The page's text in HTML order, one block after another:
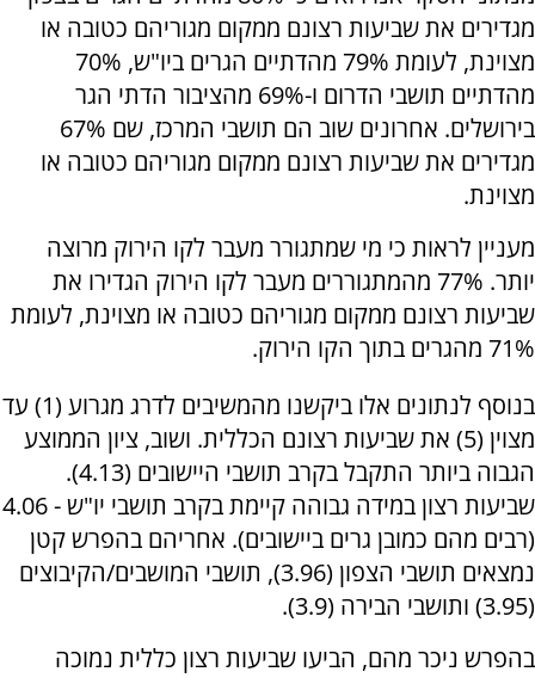
מגדירים את שביעות רצונם ממקום מגוריהם כטובה או
מצוינת, לעומת 79% מהדתיים הגרים ביו"ש, 70%
מהדתיים תושבי הדרום ו-69% מהציבור הדתי הגר
בירושלים. אחרונים שוב הם תושבי המרכז, שם 67%
מגדירים את שביעות רצונם ממקום מגוריהם כטובה או
מצוינת.
מעניין לראות כי מי שמתגורר מעבר לקו הירוק מרוצה
יותר. 77% מהמתגוררים מעבר לקו הירוק הגדירו את
שביעות רצונם ממקום מגוריהם כטובה או מצוינת, לעומת
71% מהגרים בתוך הקו הירוק.
בנוסף לנתונים אלו ביקשנו מהמשיבים לדרג מגרוע (1) עד
מצוין (5) את שביעות רצונם הכללית. ושוב, ציון הממוצע
הגבוה ביותר התקבל בקרב תושבי היישובים (4.13).
שביעות רצון במידה גבוהה קיימת בקרב תושבי יו"ש - 4.06
(רבים מהם כמובן גרים ביישובים). אחריהם בהפרש קטן
נמצאים תושבי הצפון (3.96), תושבי המושבים/הקיבוצים
(3.95) ותושבי הבירה (3.9).
בהפרש ניכר מהם, הביעו שביעות רצון כללית נמוכה